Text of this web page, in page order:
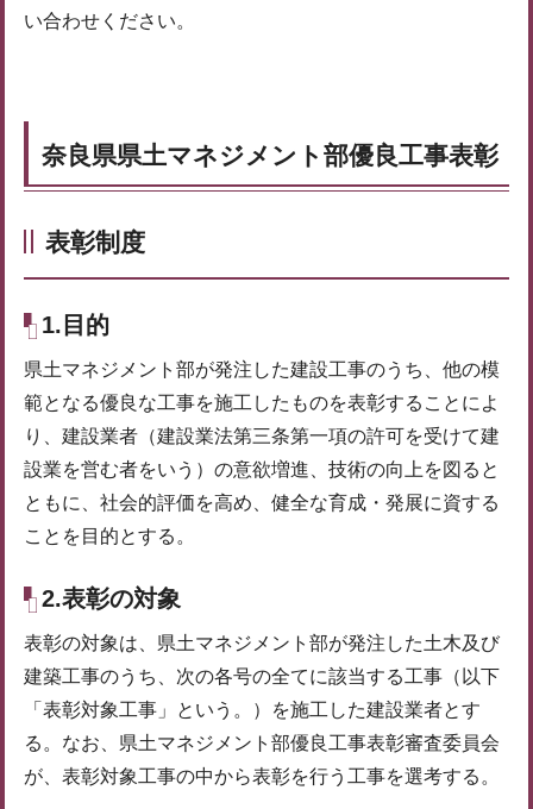
い合わせください。
奈良県県土マネジメント部優良工事表彰
表彰制度
1.目的
県土マネジメント部が発注した建設工事のうち、他の模
範となる優良な工事を施工したものを表彰することによ
り、建設業者（建設業法第三条第一項の許可を受けて建
設業を営む者をいう）の意欲増進、技術の向上を図ると
ともに、社会的評価を高め、健全な育成・発展に資する
ことを目的とする。
2.表彰の対象
表彰の対象は、県土マネジメント部が発注した土木及び
建築工事のうち、次の各号の全てに該当する工事（以下
「表彰対象工事」という。）を施工した建設業者とす
る。なお、県土マネジメント部優良工事表彰審査委員会
が、表彰対象工事の中から表彰を行う工事を選考する。